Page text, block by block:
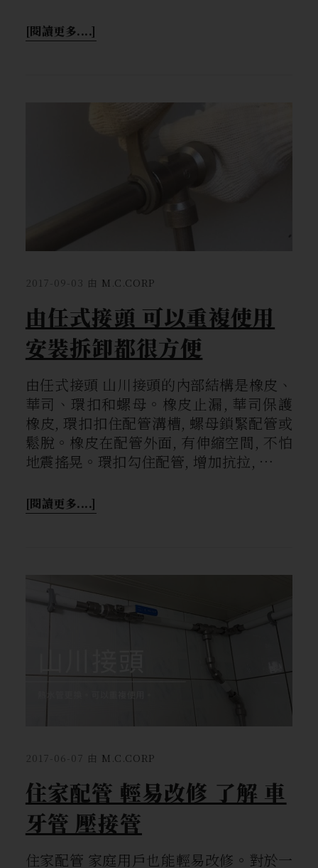
[閱讀更多....]
2017-09-03 由 M.C.CORP
由任式接頭 可以重複使用
安裝拆卸都很方便
由任式接頭 山川接頭的內部結構是橡皮、
華司、環扣和螺母。橡皮止漏, 華司保護
橡皮, 環扣扣住配管溝槽, 螺母鎖緊配管或
鬆脫。橡皮在配管外面, 有伸縮空間, 不怕
地震搖晃。環扣勾住配管, 增加抗拉, …
[閱讀更多....]
2017-06-07 由 M.C.CORP
住家配管 輕易改修 了解 車
牙管 壓接管
住家配管 家庭用戶也能輕易改修。對於一